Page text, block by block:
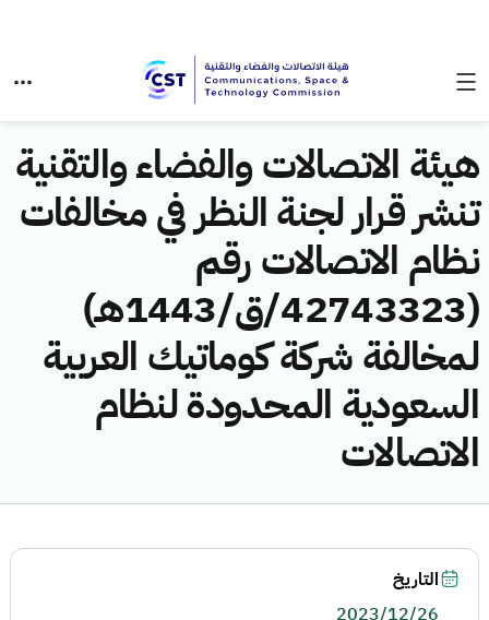
هيئة الاتصالات والفضاء والتقنية
تنشر قرار لجنة النظر في مخالفات
نظام الاتصالات رقم
(42743323/ق/1443هـ)
لمخالفة شركة كوماتيك العربية
السعودية المحدودة لنظام
الاتصالات
التاريخ
2023/12/26